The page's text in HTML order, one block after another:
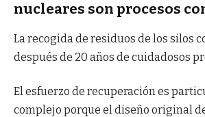
nucleares son procesos
La recogida de residuos de los silos
después de 20 años de cuidadosos
El esfuerzo de recuperación es
complejo porque el diseño original